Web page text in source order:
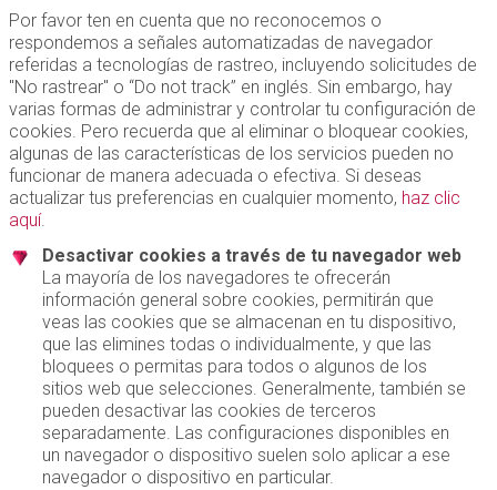
Por favor ten en cuenta que no reconocemos o
respondemos a señales automatizadas de navegador
referidas a tecnologías de rastreo, incluyendo solicitudes de
"No rastrear" o “Do not track” en inglés. Sin embargo, hay
varias formas de administrar y controlar tu configuración de
cookies. Pero recuerda que al eliminar o bloquear cookies,
algunas de las características de los servicios pueden no
funcionar de manera adecuada o efectiva. Si deseas
actualizar tus preferencias en cualquier momento, haz clic
aquí.
Desactivar cookies a través de tu navegador web
La mayoría de los navegadores te ofrecerán
información general sobre cookies, permitirán que
veas las cookies que se almacenan en tu dispositivo,
que las elimines todas o individualmente, y que las
bloquees o permitas para todos o algunos de los
sitios web que selecciones. Generalmente, también se
pueden desactivar las cookies de terceros
separadamente. Las configuraciones disponibles en
un navegador o dispositivo suelen solo aplicar a ese
navegador o dispositivo en particular.